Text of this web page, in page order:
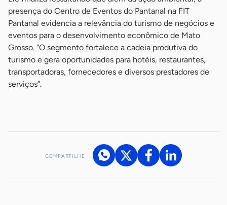
presença do Centro de Eventos do Pantanal na FIT
Pantanal evidencia a relevância do turismo de negócios e
eventos para o desenvolvimento econômico de Mato
Grosso. “O segmento fortalece a cadeia produtiva do
turismo e gera oportunidades para hotéis, restaurantes,
transportadoras, fornecedores e diversos prestadores de
serviços”.
COMPARTILHE